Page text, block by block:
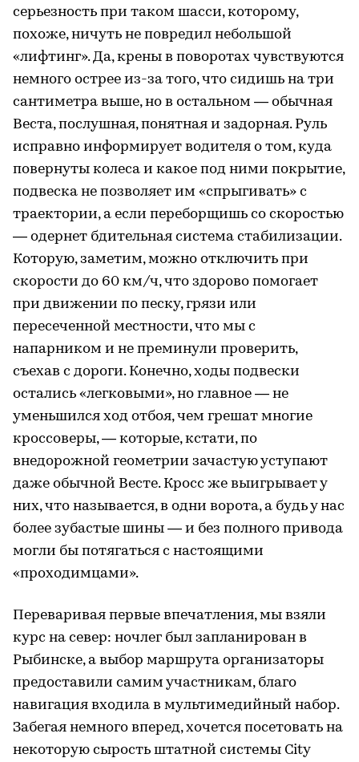
серьезность при таком шасси, которому,
похоже, ничуть не повредил небольшой
«лифтинг». Да, крены в поворотах чувствуются
немного острее из-за того, что сидишь на три
сантиметра выше, но в остальном — обычная
Веста, послушная, понятная и задорная. Руль
исправно информирует водителя о том, куда
повернуты колеса и какое под ними покрытие,
подвеска не позволяет им «спрыгивать» с
траектории, а если переборщишь со скоростью
— одернет бдительная система стабилизации.
Которую, заметим, можно отключить при
скорости до 60 км/ч, что здорово помогает
при движении по песку, грязи или
пересеченной местности, что мы с
напарником и не преминули проверить,
съехав с дороги. Конечно, ходы подвески
остались «легковыми», но главное — не
уменьшился ход отбоя, чем грешат многие
кроссоверы, — которые, кстати, по
внедорожной геометрии зачастую уступают
даже обычной Весте. Кросс же выигрывает у
них, что называется, в одни ворота, а будь у нас
более зубастые шины — и без полного привода
могли бы потягаться с настоящими
«проходимцами».
Переваривая первые впечатления, мы взяли
курс на север: ночлег был запланирован в
Рыбинске, а выбор маршрута организаторы
предоставили самим участникам, благо
навигация входила в мультимедийный набор.
Забегая немного вперед, хочется посетовать на
некоторую сырость штатной системы City